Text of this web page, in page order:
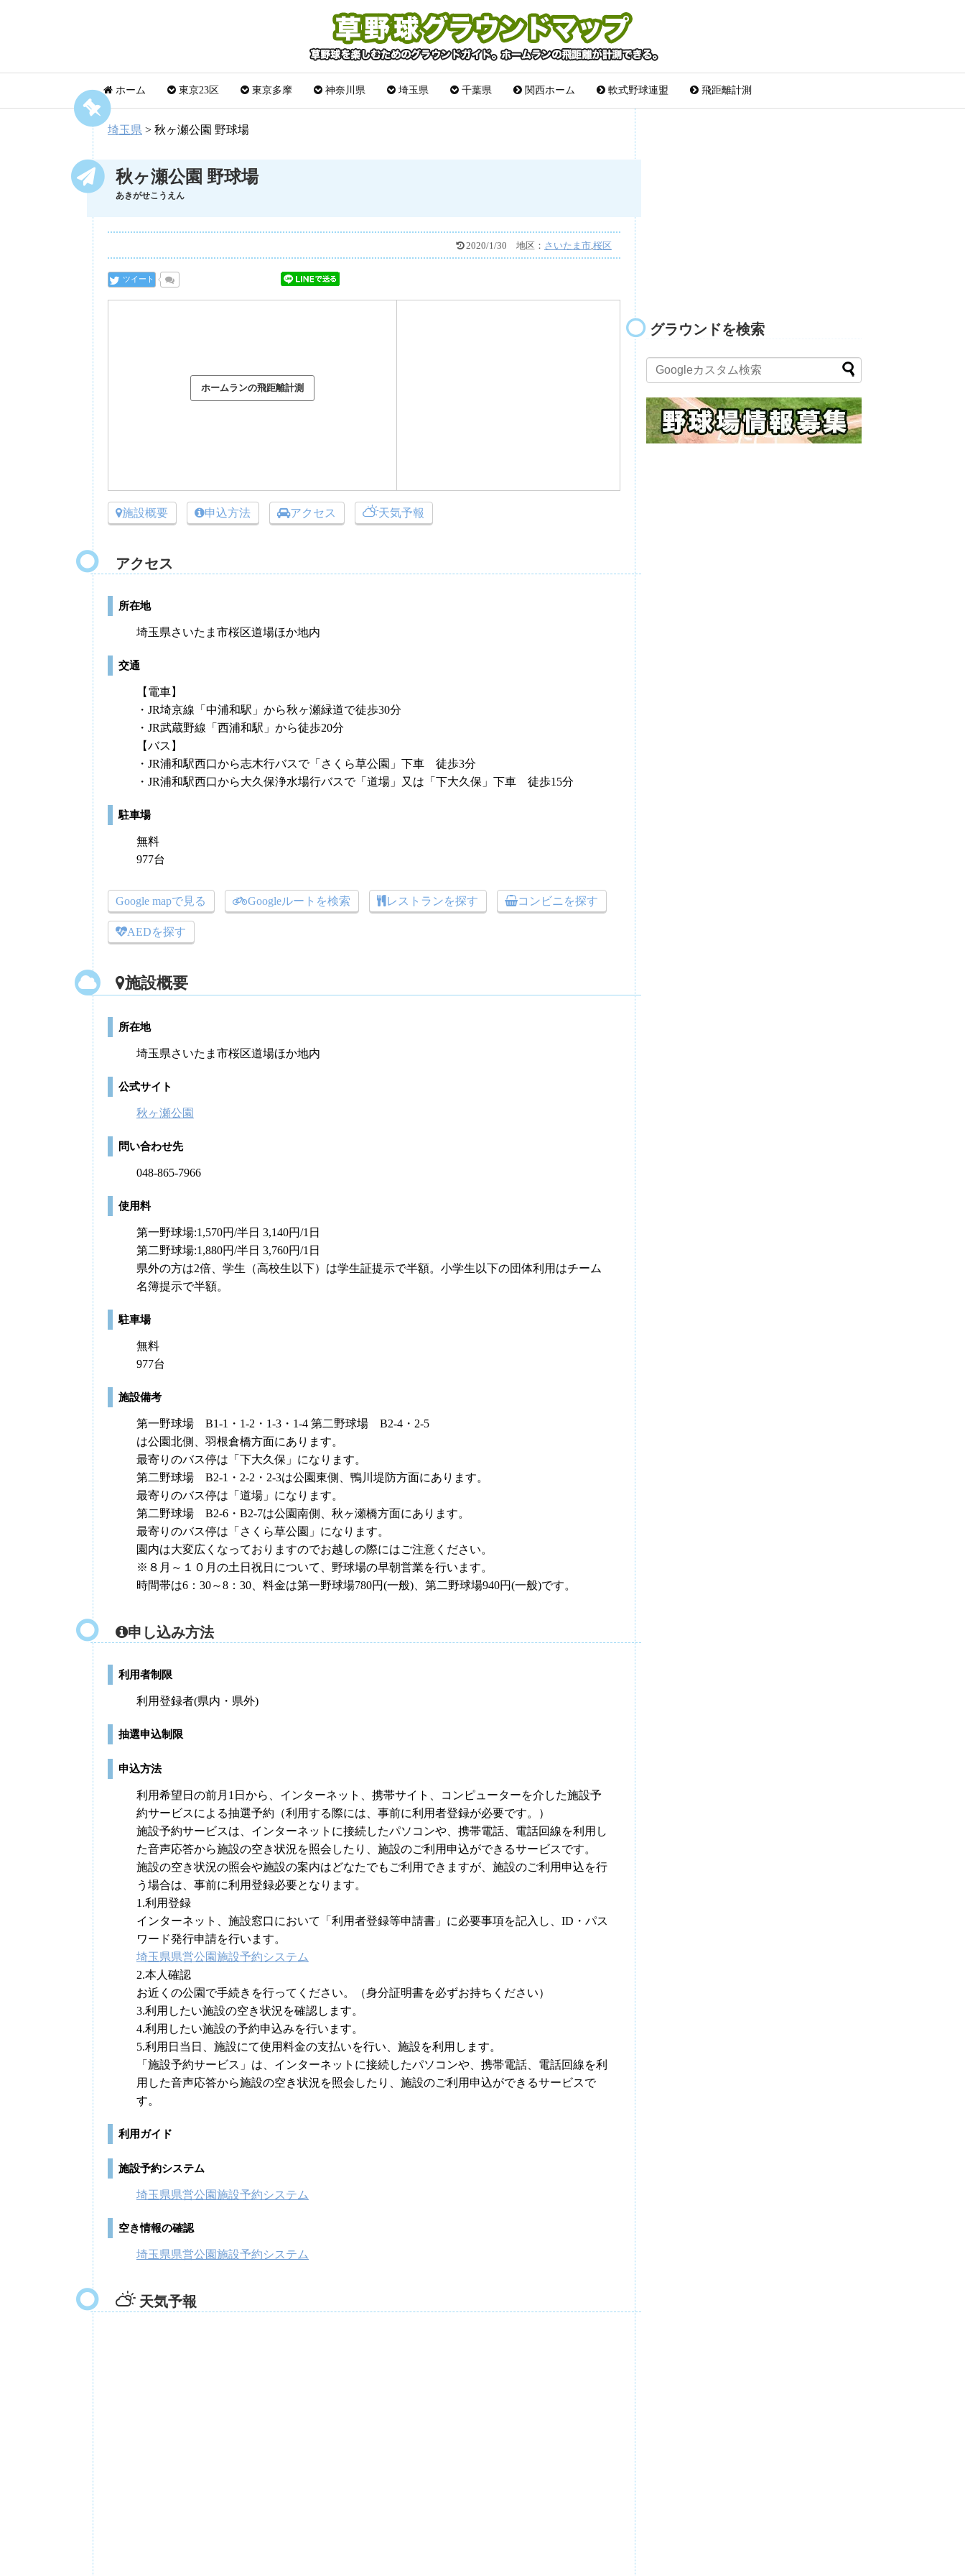
ホーム 東京23区 東京多摩 神奈川県 埼玉県 千葉県 関西ホーム 軟式野球連盟 飛距離計測
埼玉県 > 秋ヶ瀬公園 野球場
秋ヶ瀬公園 野球場
あきがせこうえん
2020/1/30 地区： さいたま市,桜区
ツイート
施設概要 申込方法 アクセス 天気予報
アクセス
所在地
埼玉県さいたま市桜区道場ほか地内
交通
【電車】
・JR埼京線「中浦和駅」から秋ヶ瀬緑道で徒歩30分
・JR武蔵野線「西浦和駅」から徒歩20分
【バス】
・JR浦和駅西口から志木行バスで「さくら草公園」下車 徒歩3分
・JR浦和駅西口から大久保浄水場行バスで「道場」又は「下大久保」下車 徒歩15分
駐車場
無料
977台
Google mapで見る Googleルートを検索 レストランを探す コンビニを探す
AEDを探す
施設概要
所在地
埼玉県さいたま市桜区道場ほか地内
公式サイト
秋ヶ瀬公園
問い合わせ先
048-865-7966
使用料
第一野球場:1,570円/半日 3,140円/1日
第二野球場:1,880円/半日 3,760円/1日
県外の方は2倍、学生（高校生以下）は学生証提示で半額。小学生以下の団体利用はチーム
名簿提示で半額。
駐車場
無料
977台
施設備考
第一野球場 B1-1・1-2・1-3・1-4 第二野球場 B2-4・2-5
は公園北側、羽根倉橋方面にあります。
最寄りのバス停は「下大久保」になります。
第二野球場 B2-1・2-2・2-3は公園東側、鴨川堤防方面にあります。
最寄りのバス停は「道場」になります。
第二野球場 B2-6・B2-7は公園南側、秋ヶ瀬橋方面にあります。
最寄りのバス停は「さくら草公園」になります。
園内は大変広くなっておりますのでお越しの際にはご注意ください。
※８月～１０月の土日祝日について、野球場の早朝営業を行います。
時間帯は6：30～8：30、料金は第一野球場780円(一般)、第二野球場940円(一般)です。
申し込み方法
利用者制限
利用登録者(県内・県外)
抽選申込制限
申込方法
利用希望日の前月1日から、インターネット、携帯サイト、コンピューターを介した施設予
約サービスによる抽選予約（利用する際には、事前に利用者登録が必要です。）
施設予約サービスは、インターネットに接続したパソコンや、携帯電話、電話回線を利用し
た音声応答から施設の空き状況を照会したり、施設のご利用申込ができるサービスです。
施設の空き状況の照会や施設の案内はどなたでもご利用できますが、施設のご利用申込を行
う場合は、事前に利用登録必要となります。
1.利用登録
インターネット、施設窓口において「利用者登録等申請書」に必要事項を記入し、ID・パス
ワード発行申請を行います。
埼玉県県営公園施設予約システム
2.本人確認
お近くの公園で手続きを行ってください。（身分証明書を必ずお持ちください）
3.利用したい施設の空き状況を確認します。
4.利用したい施設の予約申込みを行います。
5.利用日当日、施設にて使用料金の支払いを行い、施設を利用します。
「施設予約サービス」は、インターネットに接続したパソコンや、携帯電話、電話回線を利
用した音声応答から施設の空き状況を照会したり、施設のご利用申込ができるサービスで
す。
利用ガイド
施設予約システム
埼玉県県営公園施設予約システム
空き情報の確認
埼玉県県営公園施設予約システム
天気予報
グラウンドを検索